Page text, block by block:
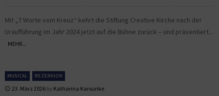
Mit „7 Worte vom Kreuz“ kehrt die Stiftung Creative Kirche nach der
Uraufführung im Jahr 2024 jetzt auf die Bühne zurück – und präsentiert...
MEHR...
MUSICAL REZENSION
23. März 2026 by Katharina Karsunke